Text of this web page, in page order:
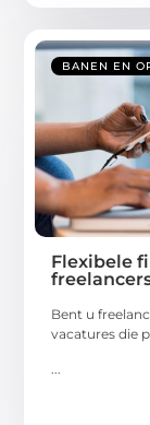
BANEN EN
Flexibele
Bent u
vacatures die
...